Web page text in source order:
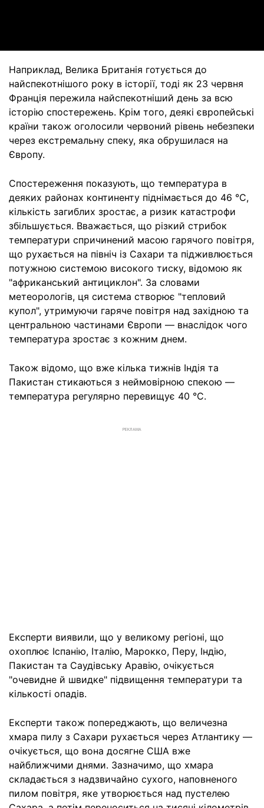
Наприклад, Велика Британія готується до
найспекотнішого року в історії, тоді як 23 червня
Франція пережила найспекотніший день за всю
історію спостережень. Крім того, деякі європейські
країни також оголосили червоний рівень небезпеки
через екстремальну спеку, яка обрушилася на
Європу.
Спостереження показують, що температура в
деяких районах континенту піднімається до 46 °C,
кількість загиблих зростає, а ризик катастрофи
збільшується. Вважається, що різкий стрибок
температури спричинений масою гарячого повітря,
що рухається на північ із Сахари та підживлюється
потужною системою високого тиску, відомою як
"африканський антициклон". За словами
метеорологів, ця система створює "тепловий
купол", утримуючи гаряче повітря над західною та
центральною частинами Європи — внаслідок чого
температура зростає з кожним днем.
Також відомо, що вже кілька тижнів Індія та
Пакистан стикаються з неймовірною спекою —
температура регулярно перевищує 40 °C.
РЕКЛАМА
Експерти виявили, що у великому регіоні, що
охоплює Іспанію, Італію, Марокко, Перу, Індію,
Пакистан та Саудівську Аравію, очікується
"очевидне й швидке" підвищення температури та
кількості опадів.
Експерти також попереджають, що величезна
хмара пилу з Сахари рухається через Атлантику —
очікується, що вона досягне США вже
найближчими днями. Зазначимо, що хмара
складається з надзвичайно сухого, наповненого
пилом повітря, яке утворюється над пустелею